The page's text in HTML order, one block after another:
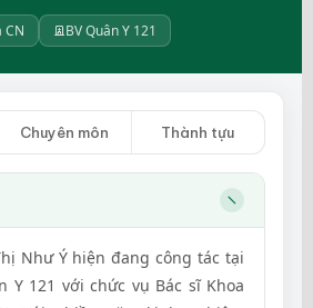
CN BV Quân Y 121
Chuyên môn Thành tựu
Như Ý hiện đang công tác tại
Y 121 với chức vụ Bác sĩ Khoa